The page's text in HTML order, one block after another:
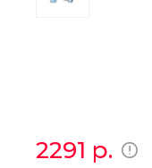
2291 р.